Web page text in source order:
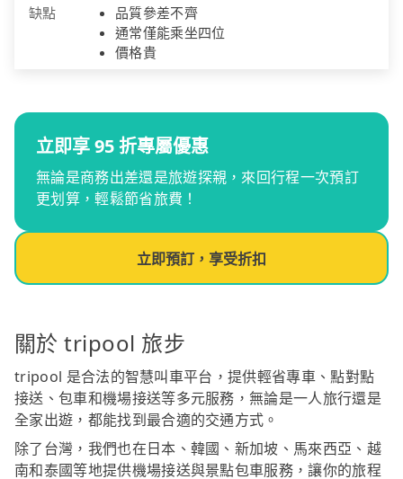
缺點
品質參差不齊
通常僅能乘坐四位
價格貴
立即享 95 折專屬優惠
無論是商務出差還是旅遊探親，來回行程一次預訂
更划算，輕鬆節省旅費！
立即預訂，享受折扣
關於 tripool 旅步
tripool 是合法的智慧叫車平台，提供輕省專車、點對點
接送、包車和機場接送等多元服務，無論是一人旅行還是
全家出遊，都能找到最合適的交通方式。
除了台灣，我們也在日本、韓國、新加坡、馬來西亞、越
南和泰國等地提供機場接送與景點包車服務，讓你的旅程